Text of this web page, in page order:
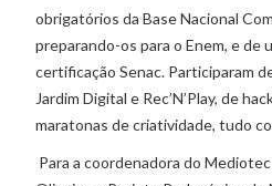
obrigatórios da Base Nacional
preparando-os para o Enem, e de
certificação Senac. Participaram
Jardim Digital e Rec’N’Play, de
maratonas de criatividade, tudo
Para a coordenadora do